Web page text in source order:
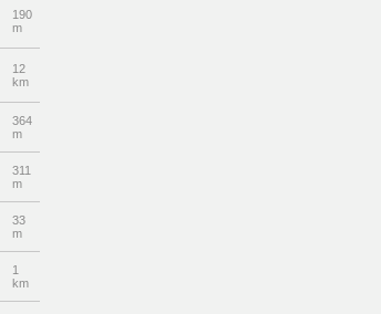
190
m
12
km
364
m
311
m
33
m
1
km